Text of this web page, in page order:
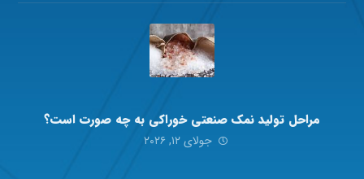
مراحل تولید نمک صنعتی خوراکی به چه صورت است؟
جولای ۱۲, ۲۰۲۶